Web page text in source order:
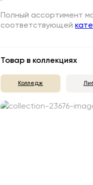
Полный ассортимент
соответствующей
Товар в коллекциях
Колледж